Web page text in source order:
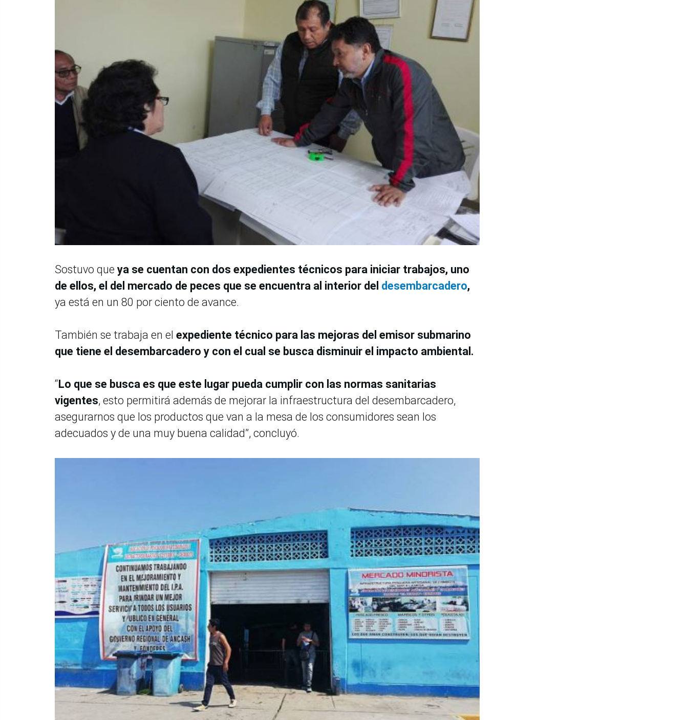
Sostuvo que ya se cuentan con dos expedientes técnicos para iniciar trabajos, uno
de ellos, el del mercado de peces que se encuentra al interior del desembarcadero,
ya está en un 80 por ciento de avance.
También se trabaja en el expediente técnico para las mejoras del emisor submarino
que tiene el desembarcadero y con el cual se busca disminuir el impacto ambiental.
“ Lo que se busca es que este lugar pueda cumplir con las normas sanitarias
vigentes, esto permitirá además de mejorar la infraestructura del desembarcadero,
asegurarnos que los productos que van a la mesa de los consumidores sean los
adecuados y de una muy buena calidad”, concluyó.